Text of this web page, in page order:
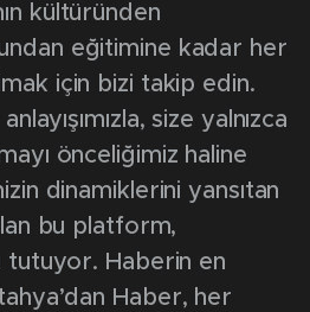
kültüründen
eğitimine kadar her
için bizi takip edin.
size yalnızca
önceliğimiz haline
dinamiklerini yansıtan
bu platform,
tutuyor. Haberin en
Haber, her